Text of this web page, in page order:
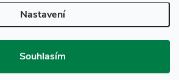
Nastavení
Souhlasím
se dlouhodobě řadí jako číslo jedna v
vhodné pro výrobu té nejlepší
cukernatost a lahodná chuť z
pro výrobu této špičkové pálenky.Na